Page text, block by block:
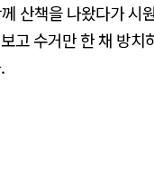
산책을 나왔다가 시
고 수거만 한 채 방치